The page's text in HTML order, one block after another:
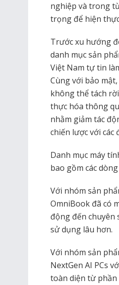
nghiệp và trong
trọng để hiện
Trước xu hướng
danh mục sản
Việt Nam tự tin
Cùng với bảo
không thể tách
thực hóa thông
nhằm giảm tác
chiến lược với các
Danh mục máy
bao gồm các
Với nhóm sản
OmniBook đã có
động đến chuyên
sử dụng lâu hơn.
Với nhóm sản
NextGen AI PCs
toàn diện từ phần